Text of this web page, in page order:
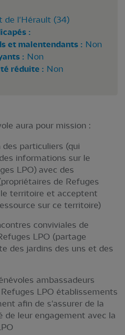
de l'Hérault (34)
:
et malentendants : Non
: Non
réduite : Non
aura pour mission :
particuliers (qui
informations sur le
LPO) avec des
de Refuges
territoire et acceptent
sur ce territoire)
conviviales de
LPO (partage
des jardins des uns et des
ambassadeurs
LPO établissements
afin de s'assurer de la
de leur engagement avec la